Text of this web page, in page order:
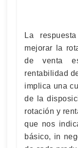
La
mejorar la
de venta
rentabilidad
implica una
de la
rotación y
que nos
básico, in